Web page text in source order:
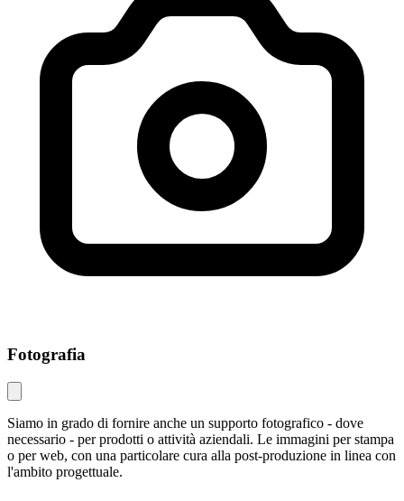
Fotografia
Siamo in grado di fornire anche un supporto fotografico - dove
necessario - per prodotti o attività aziendali. Le immagini per stampa
o per web, con una particolare cura alla post-produzione in linea con
l'ambito progettuale.